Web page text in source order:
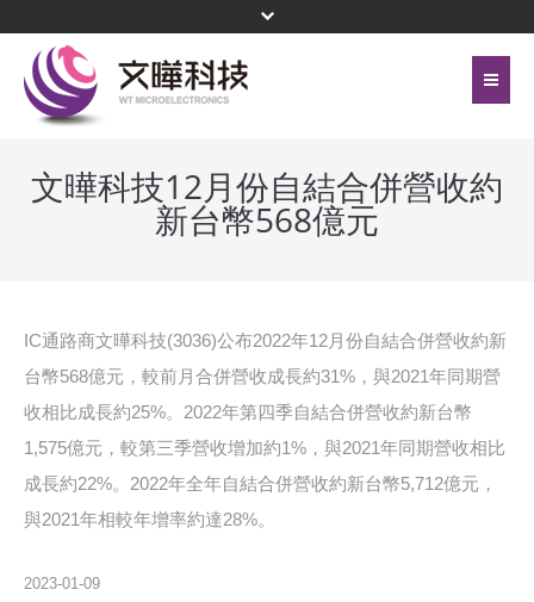
代理產品線
公司治理
新聞中心
聯絡我們
隱私權保護政策
頁尾選單
文曄科技12月份自結合併營收約
新台幣568億元
IC通路商文曄科技(3036)公布2022年12月份自結合併營收約新
台幣568億元，較前月合併營收成長約31%，與2021年同期營
收相比成長約25%。2022年第四季自結合併營收約新台幣
1,575億元，較第三季營收增加約1%，與2021年同期營收相比
成長約22%。2022年全年自結合併營收約新台幣5,712億元，
與2021年相較年增率約達28%。
2023-01-09